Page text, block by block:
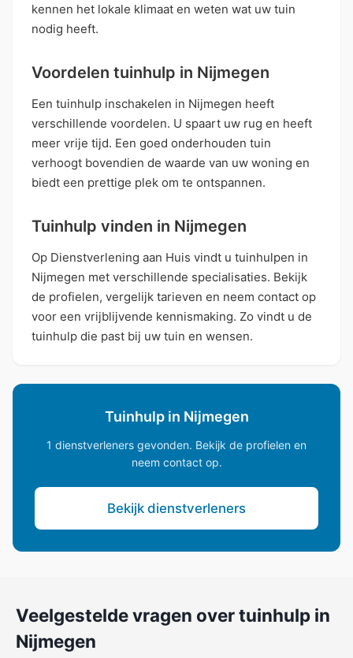
kennen het lokale klimaat en weten wat uw tuin
nodig heeft.
Voordelen tuinhulp in Nijmegen
Een tuinhulp inschakelen in Nijmegen heeft
verschillende voordelen. U spaart uw rug en heeft
meer vrije tijd. Een goed onderhouden tuin
verhoogt bovendien de waarde van uw woning en
biedt een prettige plek om te ontspannen.
Tuinhulp vinden in Nijmegen
Op Dienstverlening aan Huis vindt u tuinhulpen in
Nijmegen met verschillende specialisaties. Bekijk
de profielen, vergelijk tarieven en neem contact op
voor een vrijblijvende kennismaking. Zo vindt u de
tuinhulp die past bij uw tuin en wensen.
Tuinhulp in Nijmegen
1 dienstverleners gevonden. Bekijk de profielen en
neem contact op.
Bekijk dienstverleners
Veelgestelde vragen over tuinhulp in
Nijmegen